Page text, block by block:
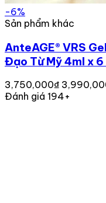
-6%
Sản phẩm khác
AnteAGE® VRS
Đạo Từ Mỹ 4ml x 6
3,750,000₫
Đánh giá 194+